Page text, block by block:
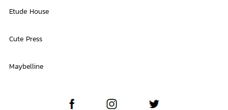
Etude House
Cute Press
Maybelline